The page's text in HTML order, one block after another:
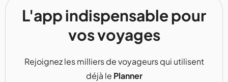
L'app indispensable pour
vos voyages
Rejoignez les milliers de voyageurs qui utilisent
déjà le Planner